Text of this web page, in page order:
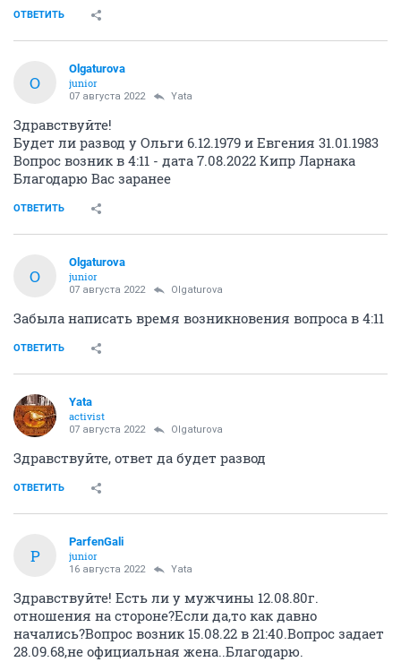
ОТВЕТИТЬ
O
Olgaturova
junior
07 августа 2022 Yata
Здравствуйте!
Будет ли развод у Ольги 6.12.1979 и Евгения 31.01.1983
Вопрос возник в 4:11 - дата 7.08.2022 Кипр Ларнака
Благодарю Вас заранее
ОТВЕТИТЬ
O
Olgaturova
junior
07 августа 2022 Olgaturova
Забыла написать время возникновения вопроса в 4:11
ОТВЕТИТЬ
Yata
activist
07 августа 2022 Olgaturova
Здравствуйте, ответ да будет развод
ОТВЕТИТЬ
P
ParfenGali
junior
16 августа 2022 Yata
Здравствуйте! Есть ли у мужчины 12.08.80г.
отношения на стороне?Если да,то как давно
начались?Вопрос возник 15.08.22 в 21:40.Вопрос задает
28.09.68,не официальная жена..Благодарю.